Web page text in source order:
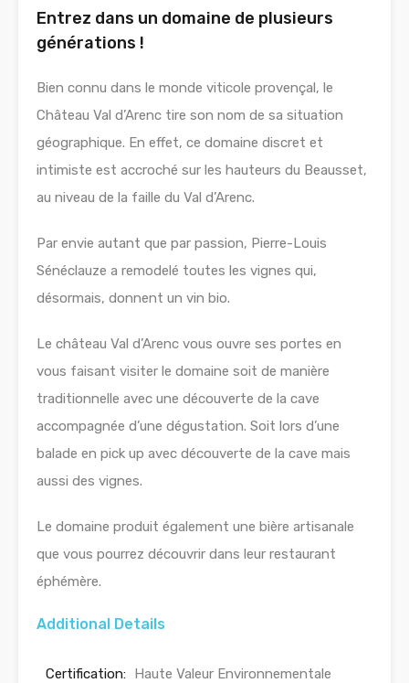
Entrez dans un domaine de plusieurs
générations !
Bien connu dans le monde viticole provençal, le
Château Val d’Arenc tire son nom de sa situation
géographique. En effet, ce domaine discret et
intimiste est accroché sur les hauteurs du Beausset,
au niveau de la faille du Val d’Arenc.
Par envie autant que par passion, Pierre-Louis
Sénéclauze a remodelé toutes les vignes qui,
désormais, donnent un vin bio.
Le château Val d’Arenc vous ouvre ses portes en
vous faisant visiter le domaine soit de manière
traditionnelle avec une découverte de la cave
accompagnée d’une dégustation. Soit lors d’une
balade en pick up avec découverte de la cave mais
aussi des vignes.
Le domaine produit également une bière artisanale
que vous pourrez découvrir dans leur restaurant
éphémère.
Additional Details
Certification: Haute Valeur Environnementale